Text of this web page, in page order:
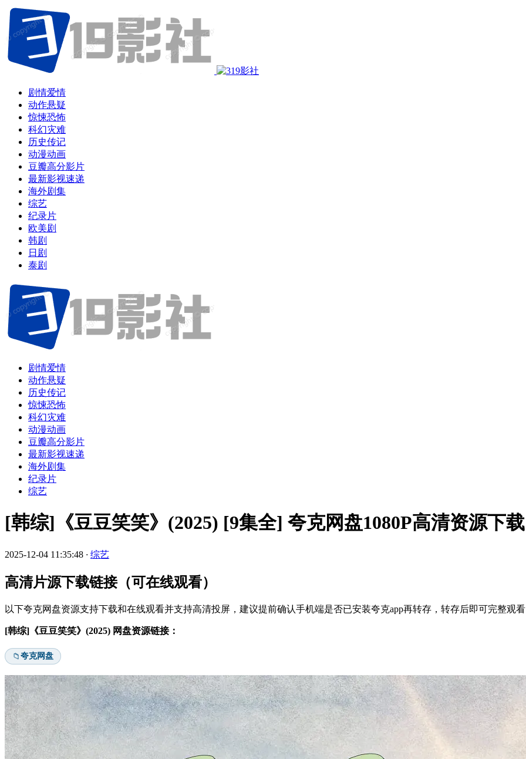
剧情爱情
动作悬疑
惊悚恐怖
科幻灾难
历史传记
动漫动画
豆瓣高分影片
最新影视速递
海外剧集
综艺
纪录片
欧美剧
韩剧
日剧
泰剧
剧情爱情
动作悬疑
历史传记
惊悚恐怖
科幻灾难
动漫动画
豆瓣高分影片
最新影视速递
海外剧集
纪录片
综艺
[韩综]《豆豆笑笑》(2025) [9集全] 夸克网盘1080P高清资源下载
2025-12-04 11:35:48 · 综艺
高清片源下载链接（可在线观看）
以下夸克网盘资源支持下载和在线观看并支持高清投屏，建议提前确认手机端是否已安装夸克app再转存，转存后即可完整观
[韩综]《豆豆笑笑》(2025) 网盘资源链接：
📁夸克网盘